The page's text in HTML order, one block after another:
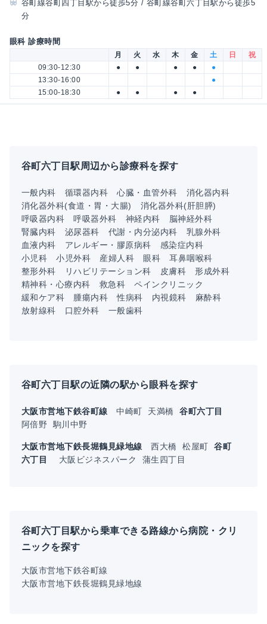
谷町線谷町四丁目駅から徒歩5分 / 谷町線谷町六丁目駅から徒歩5
分
眼科 診療時間
月 火 水 木 金 土 日
祝
09:30-12:30
● ● ● ●
●
13:30-16:00
●
15:00-18:30
● ● ● ●
谷町六丁目駅周辺から診療科を探す
一般内科 循環器内科 心臓・血管外科
消化器内科
消化器外科(食道・胃・大腸)
消化器外科(肝胆膵)
呼吸器内科
呼吸器外科 神経内科
脳神経外科
腎臓内科
泌尿器科 代謝・内分泌内科
乳腺外科
血液内科
アレルギー・膠原病科
感染症内科
小児科
小児外科 産婦人科 眼科
耳鼻咽喉科
整形外科
リハビリテーション科 皮膚科
形成外科
精神科・心療内科
救急科
ペインクリニック
緩和ケア科
腫瘍内科 性病科 内視鏡科
麻酔科
放射線科
口腔外科 一般歯科
谷町六丁目駅の近隣の駅から眼科を探す
大阪市営地下鉄谷町線 中崎町 天満橋
谷町六丁目
阿倍野
駒川中野
大阪市営地下鉄長堀鶴見緑地線 西大橋 松屋町
谷町
六丁目
大阪ビジネスパーク 蒲生四丁目
谷町六丁目駅から乗車できる路線から病院・クリ
ニックを探す
大阪市営地下鉄谷町線
大阪市営地下鉄長堀鶴見緑地線